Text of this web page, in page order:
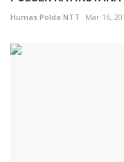
Humas Polda NTT Mar 16,